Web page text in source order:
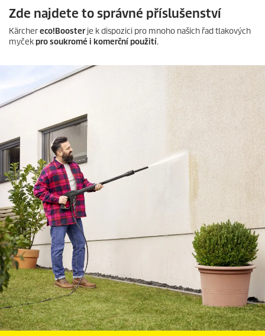
Zde najdete to správné příslušenství
Kärchereco!Boosterje k dispozici pro mnoho našich řad tlakových
myčekpro soukromé i komerční použití.